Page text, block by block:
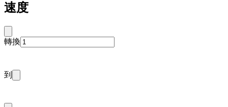
速度
轉換
到